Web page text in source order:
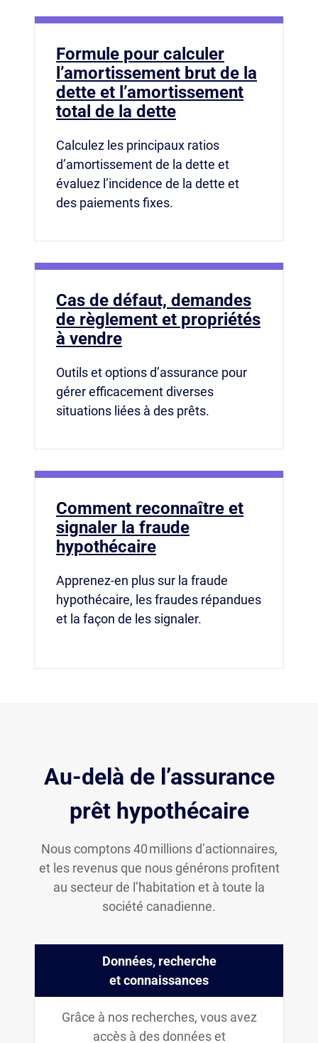
Formule pour calculer
l’amortissement brut de la
dette et l’amortissement
total de la dette
Calculez les principaux ratios
d’amortissement de la dette et
évaluez l’incidence de la dette et
des paiements fixes.
Cas de défaut, demandes
de règlement et propriétés
à vendre
Outils et options d’assurance pour
gérer efficacement diverses
situations liées à des prêts.
Comment reconnaître et
signaler la fraude
hypothécaire
Apprenez-en plus sur la fraude
hypothécaire, les fraudes répandues
et la façon de les signaler.
Au-delà de l’assurance
prêt hypothécaire
Nous comptons 40 millions d’actionnaires,
et les revenus que nous générons profitent
au secteur de l’habitation et à toute la
société canadienne.
Données, recherche
et connaissances
Grâce à nos recherches, vous avez
accès à des données et